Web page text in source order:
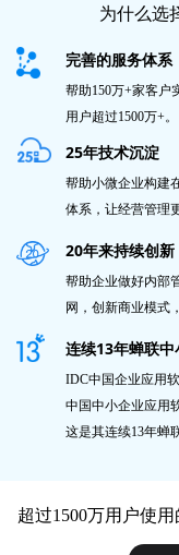
超过1500万用户使
为什么选
20年来持续创新
帮助150万+家客户
用户超过1500万+。
25年技术沉淀
帮助小微企业构建
体系，让经营管理
完善的服务体系
帮助企业做好内部
网，创新商业模式
连续13年蝉联
IDC中国企业应用
中国中小企业应用
这是其连续13年蝉